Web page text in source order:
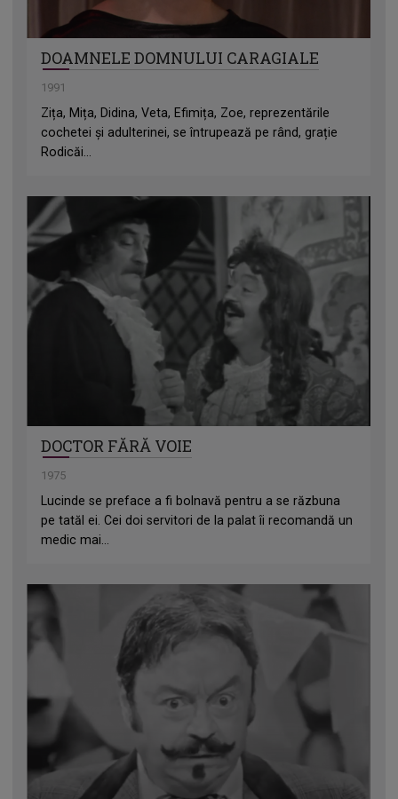
DOAMNELE DOMNULUI CARAGIALE
1991
Zița, Mița, Didina, Veta, Efimița, Zoe, reprezentările
cochetei și adulterinei, se întrupează pe rând, grație
Rodicăi...
DOCTOR FĂRĂ VOIE
1975
Lucinde se preface a fi bolnavă pentru a se răzbuna
pe tatăl ei. Cei doi servitori de la palat îi recomandă un
medic mai...